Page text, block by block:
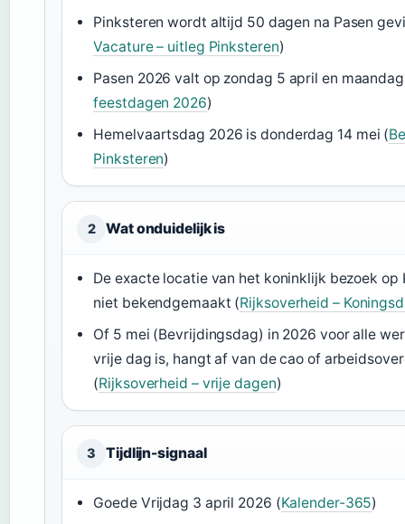
Pinksteren wordt altijd 50 dagen na Pasen
Vacature – uitleg Pinksteren)
Pasen 2026 valt op zondag 5 april en
feestdagen 2026)
Hemelvaartsdag 2026 is donderdag 14 mei (
Pinksteren)
2 Wat onduidelijk is
De exacte locatie van het koninklijk bezoek op
niet bekendgemaakt (Rijksoverheid –
Of 5 mei (Bevrijdingsdag) in 2026 voor alle
vrije dag is, hangt af van de cao of
(Rijksoverheid – vrije dagen)
3 Tijdlijn-signaal
Goede Vrijdag 3 april 2026 (Kalender-365)